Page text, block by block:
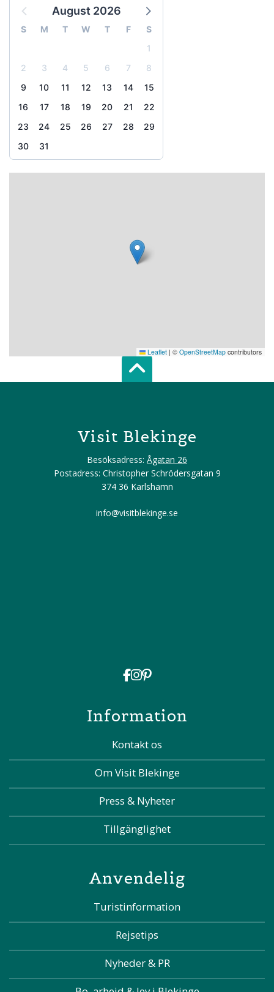
August 2026
S M T W T F
S
1
2
3 4 5 6 7
8
9
10 11 12 13 14
15
16
17 18 19 20 21
22
23
24 25 26 27 28
29
30
31
Leaflet | © OpenStreetMap contributors
Scroll top of
Visit Blekinge
Besöksadress: Ågatan 26
Postadress: Christopher Schrödersgatan 9
374 36 Karlshamn
info@visitblekinge.se
Information
Kontakt os
Om Visit Blekinge
Press & Nyheter
Tillgänglighet
Anvendelig
Turistinformation
Rejsetips
Nyheder & PR